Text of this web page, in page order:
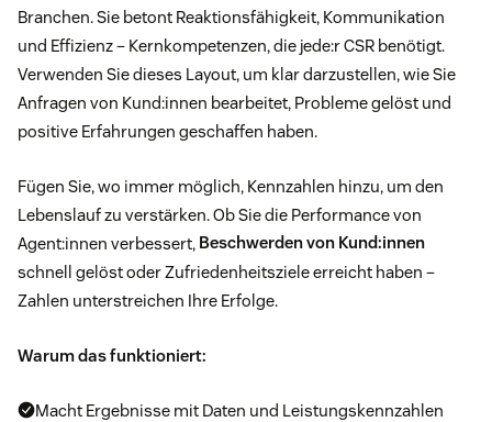
Branchen. Sie betont Reaktionsfähigkeit, Kommunikation
und Effizienz – Kernkompetenzen, die jede:r CSR benötigt.
Verwenden Sie dieses Layout, um klar darzustellen, wie Sie
Anfragen von Kund:innen bearbeitet, Probleme gelöst und
positive Erfahrungen geschaffen haben.
Fügen Sie, wo immer möglich, Kennzahlen hinzu, um den
Lebenslauf zu verstärken. Ob Sie die Performance von
Agent:innen verbessert, Beschwerden von Kund:innen
schnell gelöst oder Zufriedenheitsziele erreicht haben –
Zahlen unterstreichen Ihre Erfolge.
Warum das funktioniert:
Macht Ergebnisse mit Daten und Leistungskennzahlen